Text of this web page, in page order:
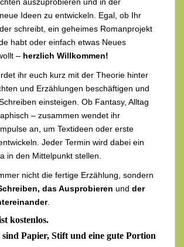
Ideen zu entwickeln. Egal, ob Ihr
schreibt, ein geheimes Romanprojekt
habt oder einfach etwas Neues
– herzlich Willkommen!
ihr euch kurz mit der Theorie hinter
und Erzählungen beschäftigen und
einsteigen. Ob Fantasy, Alltag
– zusammen wendet ihr
an, um Textideen oder erste
Jeder Termin wird dabei ein
in den Mittelpunkt stellen.
nicht die fertige Erzählung, sondern
das Ausprobieren und der
.
kostenlos.
Papier, Stift und eine gute Portion